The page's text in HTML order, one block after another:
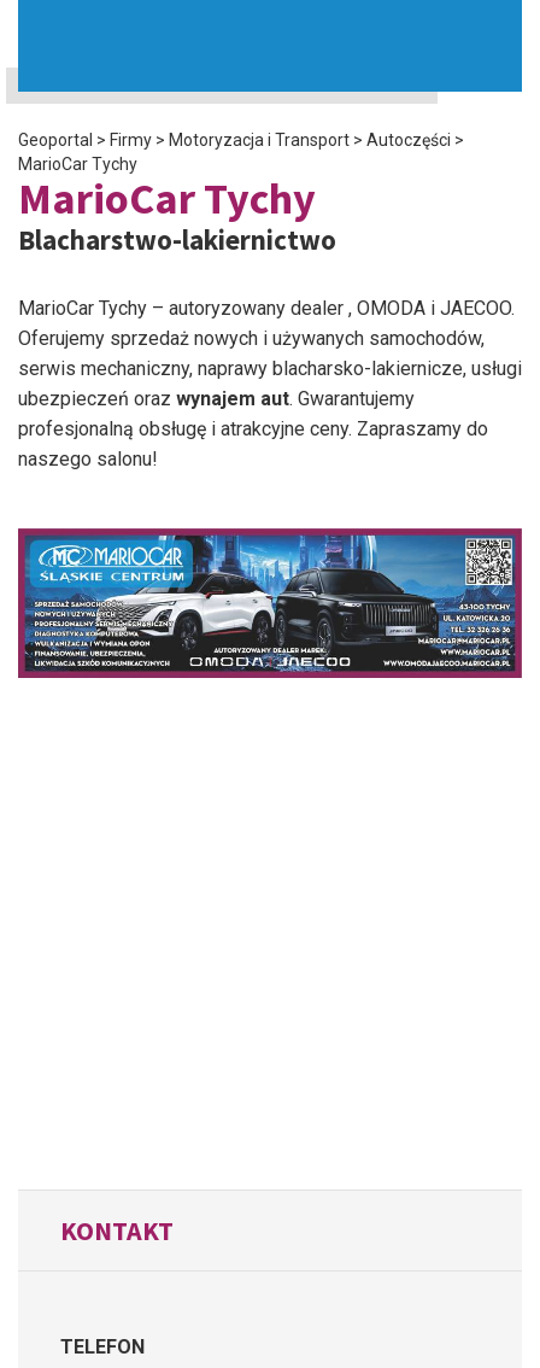
Geoportal > Firmy > Motoryzacja i Transport > Autoczęści >
MarioCar Tychy
MarioCar Tychy
Blacharstwo-lakiernictwo
MarioCar Tychy – autoryzowany dealer , OMODA i JAECOO.
Oferujemy sprzedaż nowych i używanych samochodów,
serwis mechaniczny, naprawy blacharsko-lakiernicze, usługi
ubezpieczeń oraz wynajem aut. Gwarantujemy
profesjonalną obsługę i atrakcyjne ceny. Zapraszamy do
naszego salonu!
KONTAKT
TELEFON